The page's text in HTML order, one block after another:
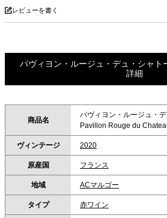
レビューを書く
パヴィヨン・ルージュ・デュ・シャト
詳細
商品名
パヴィヨン・ルージュ・
Pavillon Rouge du
ヴィンテージ 2020
原産国 フランス
地域 ACマルゴー
タイプ 赤ワイン